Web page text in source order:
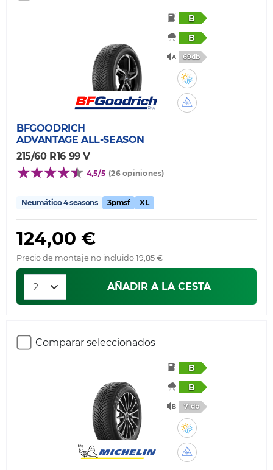
B
B
69db
BFGOODRICH
ADVANTAGE ALL-SEASON
215/60 R16 99 V
4,5/5 (26 opiniones)
Neumático 4 seasons 3pmsf XL
124,00 €
Precio de montaje no incluido 19,85 €
AÑADIR A LA CESTA
Comparar seleccionados
B
B
71db